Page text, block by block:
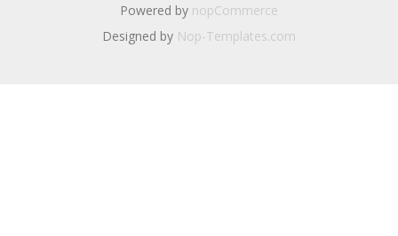
Powered by nopCommerce
Designed by Nop-Templates.com